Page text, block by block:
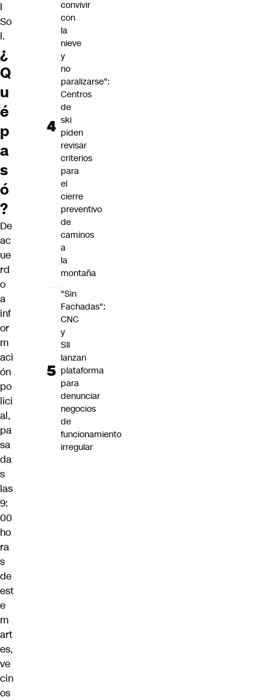
l
So
l.
¿
Q
u
é
p
a
s
ó
?
De
ac
ue
rd
o
a
inf
or
m
aci
ón
po
lici
al,
pa
sa
da
s
las
9:
00
ho
ra
s
de
est
e
m
art
es,
ve
cin
os
convivir
con
la
nieve
y
no
paralizarse":
Centros
de
ski
piden
revisar
criterios
para
el
cierre
preventivo
de
caminos
a
la
montaña
"Sin
Fachadas":
CNC
y
SII
lanzan
plataforma
para
denunciar
negocios
de
funcionamiento
irregular